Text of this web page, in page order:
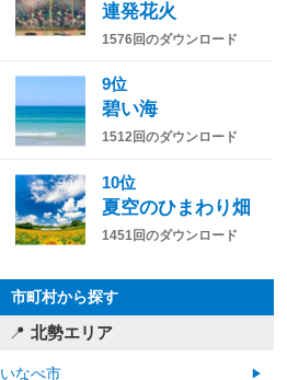
連発花火
1576回のダウンロード
9位
碧い海
1512回のダウンロード
10位
夏空のひまわり畑
1451回のダウンロード
市町村から探す
北勢エリア
いなべ市